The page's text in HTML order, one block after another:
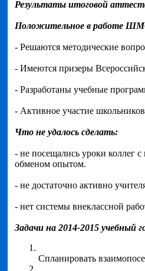
Результаты итоговой
Положительное в работе
- Решаются методические
- Имеются призеры
- Разработаны учебные
- Активное участие
Что не удалось сделать:
- не посещались уроки коллег
обменом опытом.
- не достаточно активно
- нет системы внеклассной
Задачи на 2014-2015 учебный
Спланировать